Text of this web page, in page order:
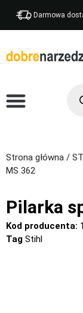
Darmowa
Strona główna /
MS 362
Pilarka
Kod producenta:
Tag Stihl